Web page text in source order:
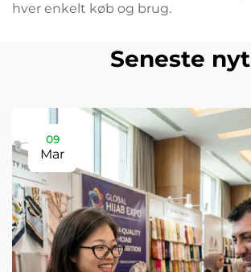
hver enkelt køb og brug.
Seneste nyt
09
Mar